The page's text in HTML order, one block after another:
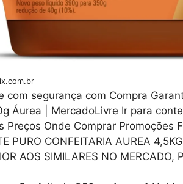
com segurança com Compra
Áurea | MercadoLivre Ir para
Preços Onde Comprar Promoções
PURO CONFEITARIA AUREA
AOS SIMILARES NO